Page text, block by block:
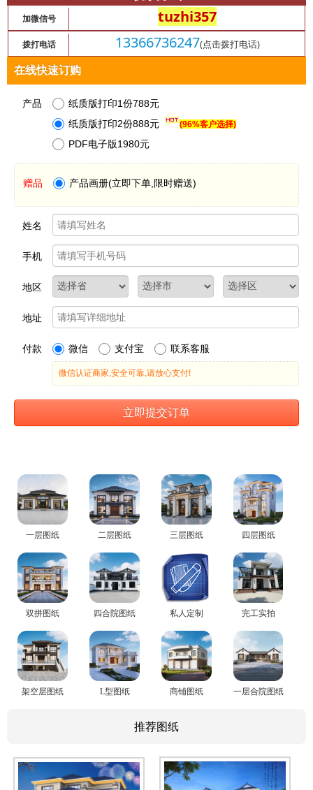
加微信号 tuzhi357
拨打电话 13366736247(点击拨打电话)
一层图纸 二层图纸 三层图纸 四层图纸
双拼图纸 四合院图纸 私人定制 完工实拍
架空层图纸 L型图纸 商铺图纸 一层合院图纸
推荐图纸